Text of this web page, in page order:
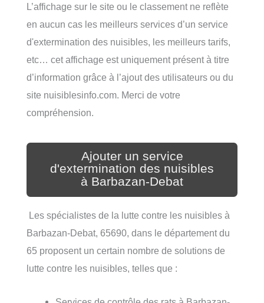
L’affichage sur le site ou le classement ne reflète
en aucun cas les meilleurs services d’un service
d'extermination des nuisibles, les meilleurs tarifs,
etc… cet affichage est uniquement présent à titre
d’information grâce à l’ajout des utilisateurs ou du
site nuisiblesinfo.com. Merci de votre
compréhension.
Ajouter un service
d'extermination des nuisibles
à Barbazan-Debat
Les spécialistes de la lutte contre les nuisibles à
Barbazan-Debat, 65690, dans le département du
65 proposent un certain nombre de solutions de
lutte contre les nuisibles, telles que :